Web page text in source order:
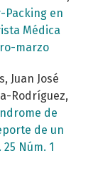
Packing en
Médica
marzo
Juan José
Rodríguez,
de
de un
Núm. 1